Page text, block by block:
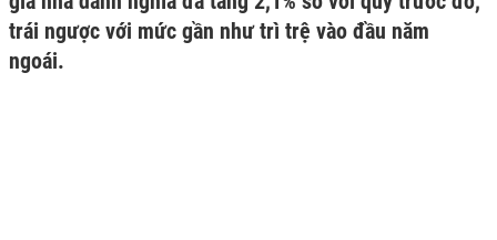
trái ngược với mức gần như trì trệ vào đầu năm
ngoái.